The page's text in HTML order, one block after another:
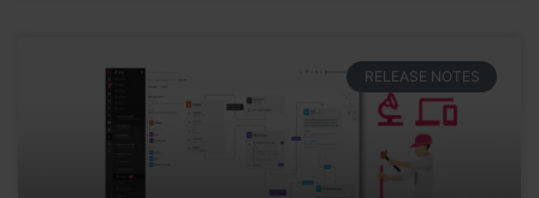
RELEASE NOTES